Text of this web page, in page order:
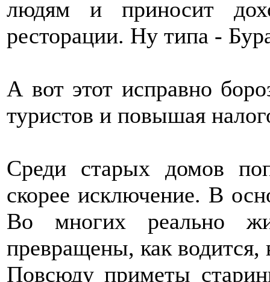
людям и приносит
ресторации. Ну типа -
А вот этот исправно
туристов и повышая
Среди старых домов
скорее исключение. В
Во многих реально
превращены, как водится,
Повсюду приметы